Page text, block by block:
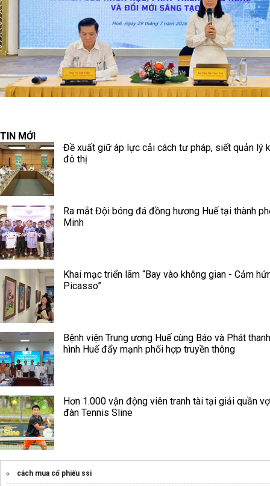
TIN MỚI
Đề xuất giữ áp lực cải cách tư pháp, siết quản lý
đô thị
Ra mắt Đội bóng đá đồng hương Huế tại thành
Minh
Khai mạc triển lãm “Bay vào không gian - Cảm
Picasso”
Bệnh viện Trung ương Huế cùng Báo và Phát
hình Huế đẩy mạnh phối hợp truyền thông
Hơn 1.000 vận động viên tranh tài tại giải quần
đàn Tennis Sline
cách mua cổ phiếu ssi